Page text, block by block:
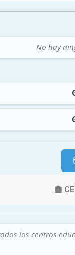
No hay
🏫
los centros